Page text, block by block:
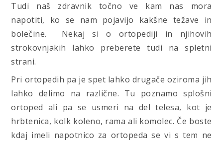
Tudi naš zdravnik točno ve kam nas mora
napotiti, ko se nam pojavijo kakšne težave in
bolečine. Nekaj si o ortopediji in njihovih
strokovnjakih lahko preberete tudi na spletni
strani.
Pri ortopedih pa je spet lahko drugače oziroma jih
lahko delimo na različne. Tu poznamo splošni
ortoped ali pa se usmeri na del telesa, kot je
hrbtenica, kolk koleno, rama ali komolec. Če boste
kdaj imeli napotnico za ortopeda se vi s tem ne